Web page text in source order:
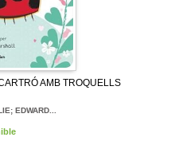
AMB TROQUELLS
EDWARD...